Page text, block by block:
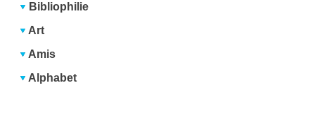
Bibliophilie
Art
Amis
Alphabet